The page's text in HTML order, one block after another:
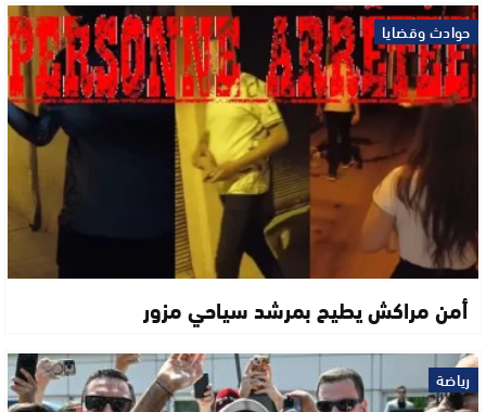
حوادث وقضايا
أمن مراكش يطيح بمرشد سياحي مزور
رياضة